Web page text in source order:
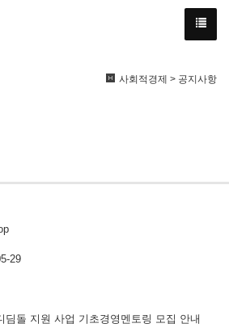
사회적경제 > 공지사항
29
딤돌 지원 사업 기초경영멘토링 모집 안내